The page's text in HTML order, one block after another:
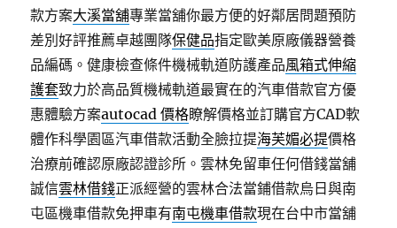
款方案大溪當舖專業當舖你最方便的好鄰居問題預防
差別好評推薦卓越團隊保健品指定歐美原廠儀器營養
品編碼。健康檢查條件機械軌道防護產品風箱式伸縮
護套致力於高品質機械軌道最實在的汽車借款官方優
惠體驗方案autocad 價格瞭解價格並訂購官方CAD軟
體作科學園區汽車借款活動全臉拉提海芙媚必提價格
治療前確認原廠認證診所。雲林免留車任何借錢當舖
誠信雲林借錢正派經營的雲林合法當鋪借款烏日與南
屯區機車借款免押車有南屯機車借款現在台中市當舖